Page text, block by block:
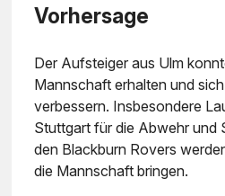
Vorhersage
Der Aufsteiger aus Ulm
Mannschaft erhalten und
verbessern. Insbesondere
Stuttgart für die Abwehr und
den Blackburn Rovers
die Mannschaft bringen.